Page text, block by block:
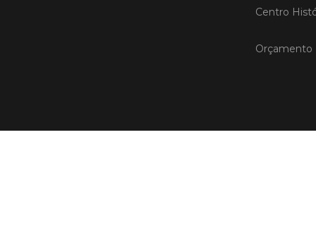
Centro
Orçamento